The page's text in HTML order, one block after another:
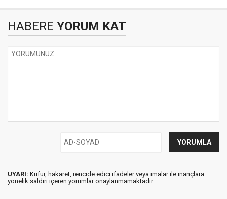
HABERE YORUM KAT
UYARI: Küfür, hakaret, rencide edici ifadeler veya imalar ile inançlara
yönelik saldırı içeren yorumlar onaylanmamaktadır.